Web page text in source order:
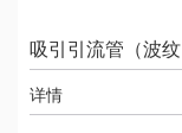
吸引引流管（波纹
详情